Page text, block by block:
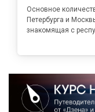
Основное
Петербурга и
знакомящая с